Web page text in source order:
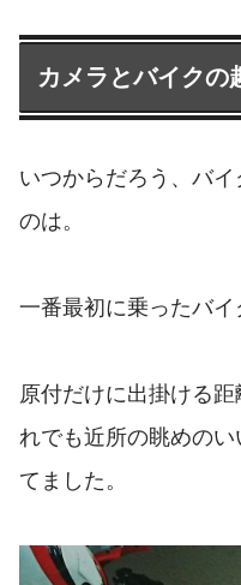
カメラとバイクの
いつからだろう、バ
のは。
一番最初に乗ったバイ
原付だけに出掛ける
れでも近所の眺めの
てました。